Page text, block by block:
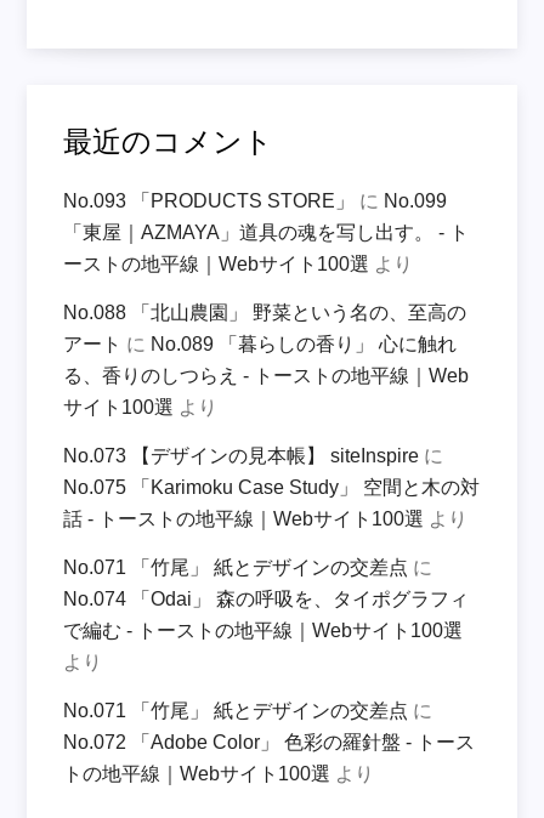
最近のコメント
No.093 「PRODUCTS STORE」 に No.099
「東屋｜AZMAYA」道具の魂を写し出す。 - ト
ーストの地平線｜Webサイト100選 より
No.088 「北山農園」 野菜という名の、至高の
アート に No.089 「暮らしの香り」 心に触れ
る、香りのしつらえ - トーストの地平線｜Web
サイト100選 より
No.073 【デザインの見本帳】 siteInspire に
No.075 「Karimoku Case Study」 空間と木の対
話 - トーストの地平線｜Webサイト100選 より
No.071 「竹尾」 紙とデザインの交差点 に
No.074 「Odai」 森の呼吸を、タイポグラフィ
で編む - トーストの地平線｜Webサイト100選
より
No.071 「竹尾」 紙とデザインの交差点 に
No.072 「Adobe Color」 色彩の羅針盤 - トース
トの地平線｜Webサイト100選 より